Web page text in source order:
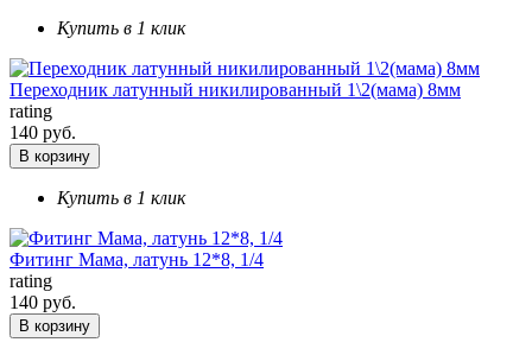
Купить в 1 клик
Переходник латунный никилированный 1\2(мама) 8мм
rating
140 руб.
В корзину
Купить в 1 клик
Фитинг Мама, латунь 12*8, 1/4
rating
140 руб.
В корзину